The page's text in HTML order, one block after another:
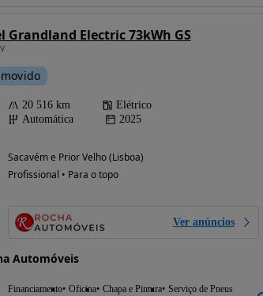
Grandland Electric 73kWh GS
20 516 km
Elétrico
Automática
2025
Sacavém e Prior Velho (Lisboa)
Profissional • Para o topo
Ver anúncios
Automóveis
Financiamento Oficina Chapa e Pintura Serviço de Pneus